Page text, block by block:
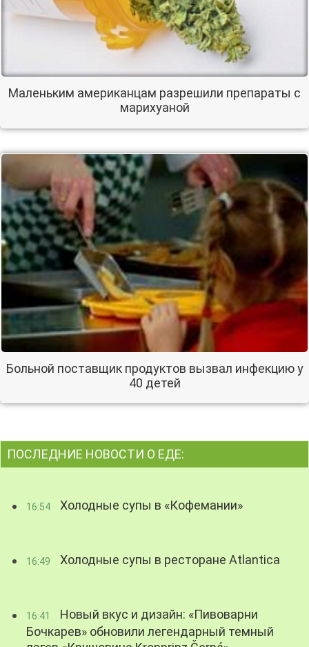
Маленьким американцам разрешили препараты с
марихуаной
Больной поставщик продуктов вызвал инфекцию у
40 детей
ПОСЛЕДНИЕ НОВОСТИ О ЕДЕ:
16:54 Холодные супы в «Кофемании»
16:49 Холодные супы в ресторане Atlantica
16:41
Новый вкус и дизайн: «Пивоварни
Бочкарев» обновили легендарный темный